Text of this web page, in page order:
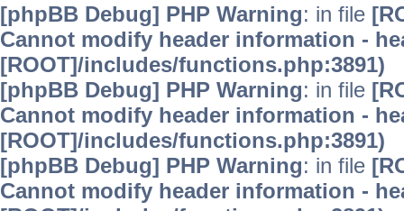
[phpBB Debug] PHP Warning: in file
Cannot modify header information -
[ROOT]/includes/functions.php:3891)
[phpBB Debug] PHP Warning: in file
Cannot modify header information -
[ROOT]/includes/functions.php:3891)
[phpBB Debug] PHP Warning: in file
Cannot modify header information -